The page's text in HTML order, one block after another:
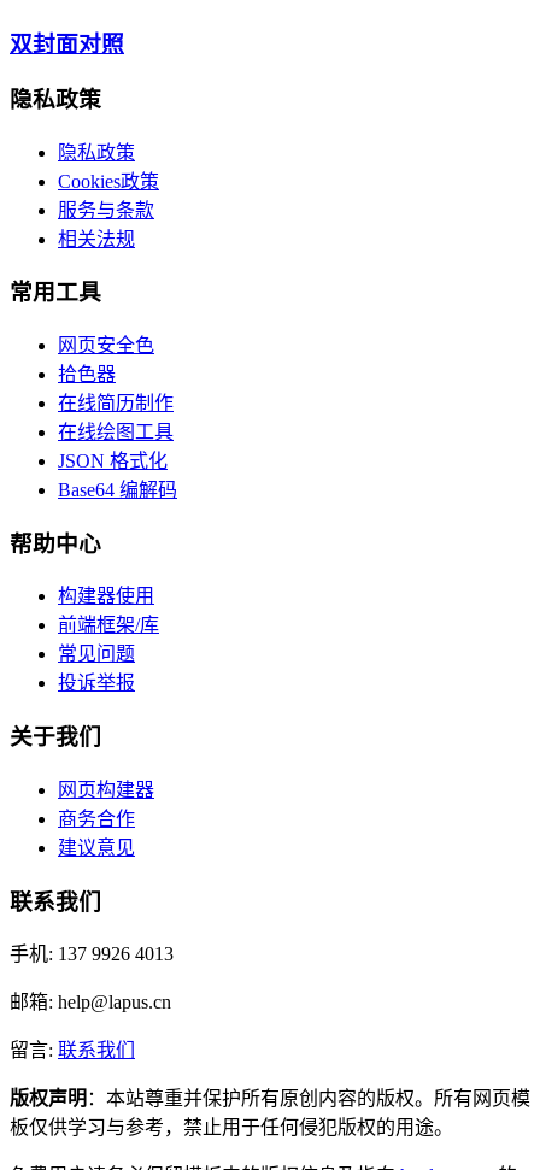
双封面对照
隐私政策
隐私政策
Cookies政策
服务与条款
相关法规
常用工具
网页安全色
拾色器
在线简历制作
在线绘图工具
JSON 格式化
Base64 编解码
帮助中心
构建器使用
前端框架/库
常见问题
投诉举报
关于我们
网页构建器
商务合作
建议意见
联系我们
手机: 137 9926 4013
邮箱: help@lapus.cn
留言: 联系我们
版权声明 ：本站尊重并保护所有原创内容的版权。所有网页模
板仅供学习与参考，禁止用于任何侵犯版权的用途。